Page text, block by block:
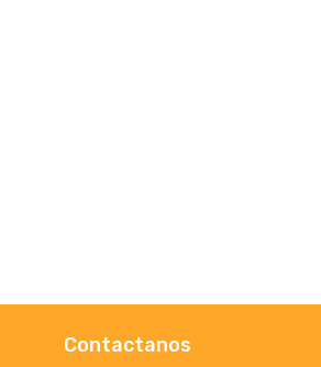
Contactanos